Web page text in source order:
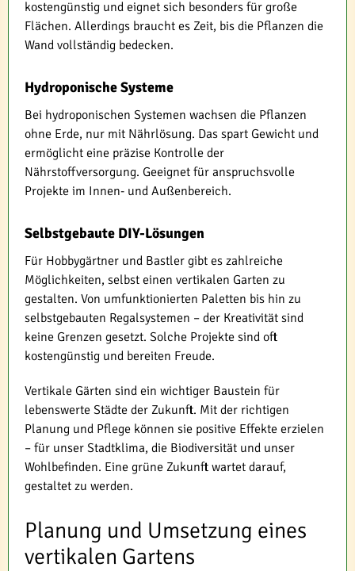
kostengünstig und eignet sich besonders für große
Flächen. Allerdings braucht es Zeit, bis die Pflanzen die
Wand vollständig bedecken.
Hydroponische Systeme
Bei hydroponischen Systemen wachsen die Pflanzen
ohne Erde, nur mit Nährlösung. Das spart Gewicht und
ermöglicht eine präzise Kontrolle der
Nährstoffversorgung. Geeignet für anspruchsvolle
Projekte im Innen- und Außenbereich.
Selbstgebaute DIY-Lösungen
Für Hobbygärtner und Bastler gibt es zahlreiche
Möglichkeiten, selbst einen vertikalen Garten zu
gestalten. Von umfunktionierten Paletten bis hin zu
selbstgebauten Regalsystemen – der Kreativität sind
keine Grenzen gesetzt. Solche Projekte sind oft
kostengünstig und bereiten Freude.
Vertikale Gärten sind ein wichtiger Baustein für
lebenswerte Städte der Zukunft. Mit der richtigen
Planung und Pflege können sie positive Effekte erzielen
– für unser Stadtklima, die Biodiversität und unser
Wohlbefinden. Eine grüne Zukunft wartet darauf,
gestaltet zu werden.
Planung und Umsetzung eines
vertikalen Gartens